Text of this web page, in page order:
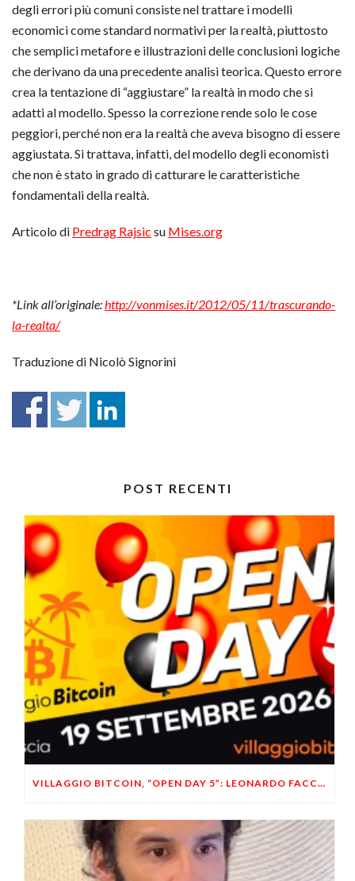
degli errori più comuni consiste nel trattare i modelli
economici come standard normativi per la realtà, piuttosto
che semplici metafore e illustrazioni delle conclusioni logiche
che derivano da una precedente analisi teorica. Questo errore
crea la tentazione di “aggiustare” la realtà in modo che si
adatti al modello. Spesso la correzione rende solo le cose
peggiori, perché non era la realtà che aveva bisogno di essere
aggiustata. Si trattava, infatti, del modello degli economisti
che non è stato in grado di catturare le caratteristiche
fondamentali della realtà.
Articolo di Predrag Rajsic su Mises.org
*Link all’originale:http://vonmises.it/2012/05/11/trascurando-
la-realta/
Traduzione di Nicolò Signorini
POST RECENTI
VILLAGGIO BITCOIN, “OPEN DAY 5”: LEONARDO FACCO OSPITE A BRESCIA